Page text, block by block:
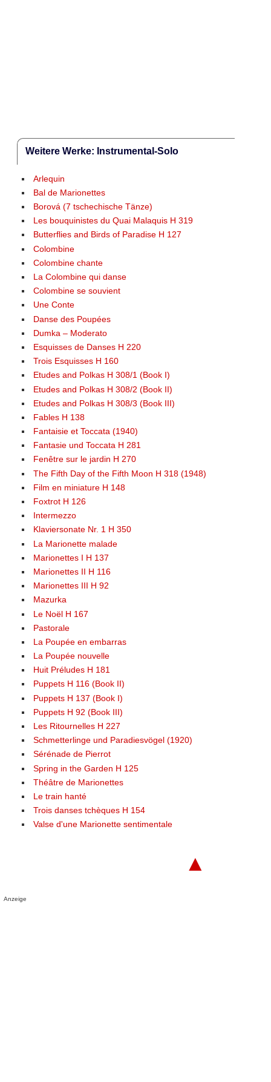
Weitere Werke: Instrumental-Solo
Arlequin
Bal de Marionettes
Borová (7 tschechische Tänze)
Les bouquinistes du Quai Malaquis H 319
Butterflies and Birds of Paradise H 127
Colombine
Colombine chante
La Colombine qui danse
Colombine se souvient
Une Conte
Danse des Poupées
Dumka – Moderato
Esquisses de Danses H 220
Trois Esquisses H 160
Etudes and Polkas H 308/1 (Book I)
Etudes and Polkas H 308/2 (Book II)
Etudes and Polkas H 308/3 (Book III)
Fables H 138
Fantaisie et Toccata (1940)
Fantasie und Toccata H 281
Fenêtre sur le jardin H 270
The Fifth Day of the Fifth Moon H 318 (1948)
Film en miniature H 148
Foxtrot H 126
Intermezzo
Klaviersonate Nr. 1 H 350
La Marionette malade
Marionettes I H 137
Marionettes II H 116
Marionettes III H 92
Mazurka
Le Noël H 167
Pastorale
La Poupée en embarras
La Poupée nouvelle
Huit Préludes H 181
Puppets H 116 (Book II)
Puppets H 137 (Book I)
Puppets H 92 (Book III)
Les Ritournelles H 227
Schmetterlinge und Paradiesvögel (1920)
Sérénade de Pierrot
Spring in the Garden H 125
Théâtre de Marionettes
Le train hanté
Trois danses tchèques H 154
Valse d'une Marionette sentimentale
▲
Anzeige